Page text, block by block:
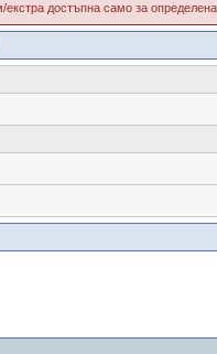
достъпна само за определена